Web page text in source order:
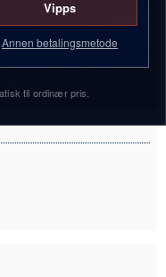
Vipps
Annen betalingsmetode
til ordinær pris.Foto: Egil Nordlien